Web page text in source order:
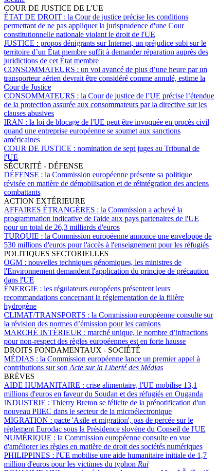
COUR DE JUSTICE DE L'UE
ÉTAT DE DROIT : la Cour de justice précise les conditions
permettant de ne pas appliquer la jurisprudence d'une Cour
constitutionnelle nationale violant le droit de l'UE
JUSTICE : propos dénigrants sur Internet, un préjudice subi sur le
territoire d’un État membre suffit à demander réparation auprès des
juridictions de cet État membre
CONSOMMATEURS : un vol avancé de plus d’une heure par un
transporteur aérien devrait être considéré comme annulé, estime la
Cour de Justice
CONSOMMATEURS : la Cour de justice de l’UE précise l’étendue
de la protection assurée aux consommateurs par la directive sur les
clauses abusives
IRAN : la loi de blocage de l'UE peut être invoquée en procès civil
quand une entreprise européenne se soumet aux sanctions
américaines
COUR DE JUSTICE : nomination de sept juges au Tribunal de
l'UE
SÉCURITÉ - DÉFENSE
DÉFENSE : la Commission européenne présente sa politique
révisée en matière de démobilisation et de réintégration des anciens
combattants
ACTION EXTÉRIEURE
AFFAIRES ÉTRANGÈRES : la Commission a achevé la
programmation indicative de l'aide aux pays partenaires de l'UE
pour un total de 26,3 milliards d'euros
TURQUIE : la Commission européenne annonce une enveloppe de
530 millions d'euros pour l'accès à l'enseignement pour les réfugiés
POLITIQUES SECTORIELLES
OGM : nouvelles techniques génomiques, les ministres de
l'Environnement demandent l'application du principe de précaution
dans l'UE
ÉNERGIE : les régulateurs européens présentent leurs
recommandations concernant la réglementation de la filière
hydrogène
CLIMAT/TRANSPORTS : la Commission européenne consulte sur
la révision des normes d’émission pour les camions
MARCHÉ INTÉRIEUR : marché unique, le nombre d’infractions
pour non-respect des règles européennes est en forte hausse
DROITS FONDAMENTAUX - SOCIÉTÉ
MÉDIAS : la Commission européenne lance un premier appel à
contributions sur son Acte sur la Liberté des Médias
BRÈVES
AIDE HUMANITAIRE : crise alimentaire, l'UE mobilise 13,1
millions d'euros en faveur du Soudan et des réfugiés en Ouganda
INDUSTRIE : Thierry Breton se félicite de la prénotification d'un
nouveau PIIEC dans le secteur de la microélectronique
MIGRATION : pacte 'Asile et migration', pas de percée sur le
règlement Eurodac sous la Présidence slovène du Conseil de l'UE
NUMÉRIQUE : la Commission européenne consulte en vue
d'améliorer les règles en matière de droit des sociétés numériques
PHILIPPINES : l'UE mobilise une aide humanitaire initiale de 1,7
million d'euros pour les victimes du typhon Rai